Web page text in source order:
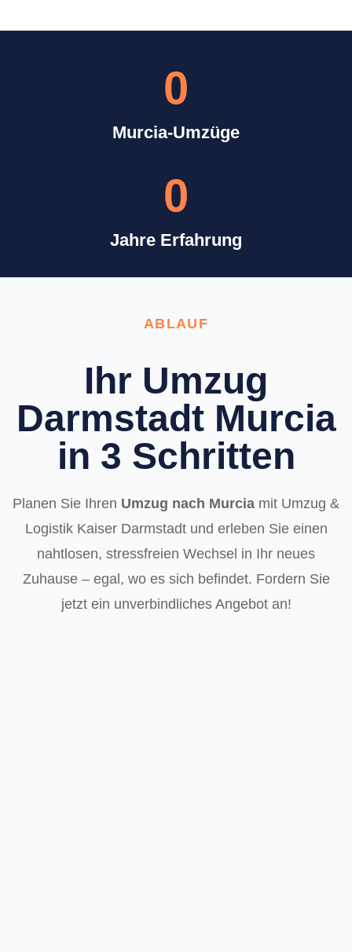
Murcia-Umzüge
0
Jahre Erfahrung
0
ABLAUF
Ihr Umzug
Darmstadt Murcia
in 3 Schritten
Planen Sie Ihren Umzug nach Murcia mit Umzug &
Logistik Kaiser Darmstadt und erleben Sie einen
nahtlosen, stressfreien Wechsel in Ihr neues
Zuhause – egal, wo es sich befindet. Fordern Sie
jetzt ein unverbindliches Angebot an!